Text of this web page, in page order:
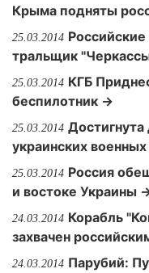
Крыма подняты
25.03.2014
тральщик
25.03.2014 КГБ
беспилотник →
25.03.2014
украинских
25.03.2014 Россия
и востоке Украины
24.03.2014 Корабль
захвачен
24.03.2014 Парубий: